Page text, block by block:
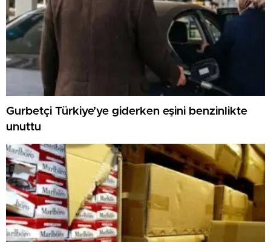
Gurbetçi Türkiye’ye giderken eşini benzinlikte
unuttu